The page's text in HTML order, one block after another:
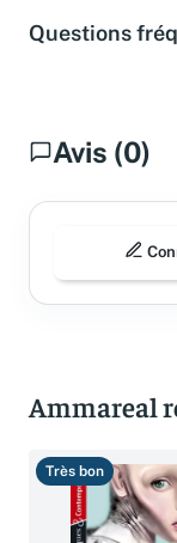
Questions
Avis (0)
Ammareal
Très bon